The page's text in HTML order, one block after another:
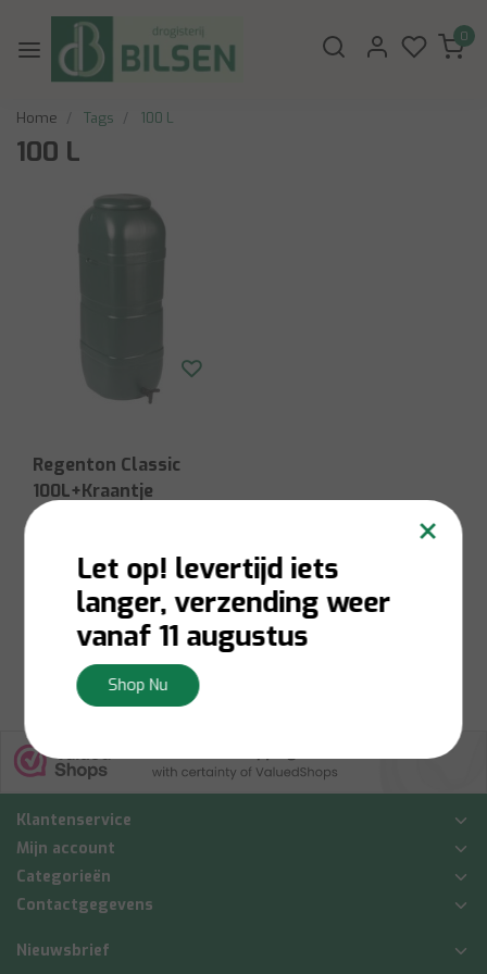
0
Home Tags 100 L
100 L
Regenton Classic
100L+Kraantje
Op voorraad:Levering 1-
3 werkdagen
Bekijken
Klantenservice
Mijn account
Categorieën
Contactgegevens
Nieuwsbrief
×
Let op! levertijd iets
langer, verzending weer
vanaf 11 augustus
Shop Nu